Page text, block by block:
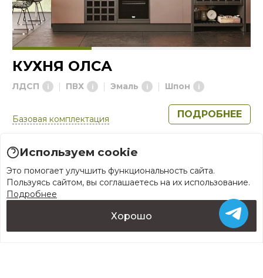
Каталог Заказать проект Контакты
Каталог Заказать проект Контакты
КУХНЯ ОЛСА
ЛДСП ПВХ Эмаль Шпон
Базовая комплектация ПОДРОБНЕЕ
Каталог глянцевых кухонь в г.
Москва
Используем cookie
Это помогает улучшить функциональность сайта.
Пользуясь сайтом, вы соглашаетесь на их использование.
Подробнее
Хорошо